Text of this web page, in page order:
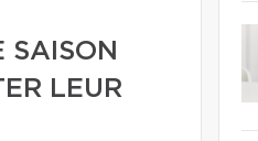
SAISON
LEUR